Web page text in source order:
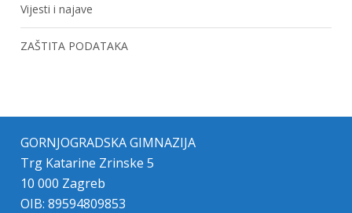
Vijesti i najave
ZAŠTITA PODATAKA
GORNJOGRADSKA GIMNAZIJA
Trg Katarine Zrinske 5
10 000 Zagreb
OIB: 89594809853